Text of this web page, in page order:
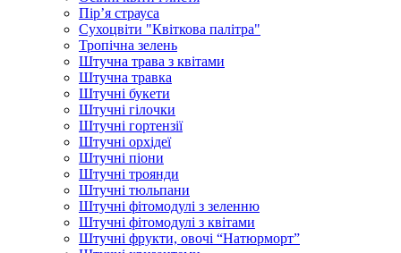
Пір’я страуса
Сухоцвіти "Квіткова палітра"
Тропічна зелень
Штучна трава з квітами
Штучна травка
Штучні букети
Штучні гілочки
Штучні гортензії
Штучні орхідеї
Штучні піони
Штучні троянди
Штучні тюльпани
Штучні фітомодулі з зеленню
Штучні фітомодулі з квітами
Штучні фрукти, овочі “Натюрморт”